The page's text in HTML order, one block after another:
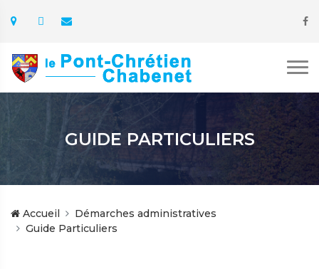
GUIDE PARTICULIERS
Accueil
Démarches administratives
Guide Particuliers